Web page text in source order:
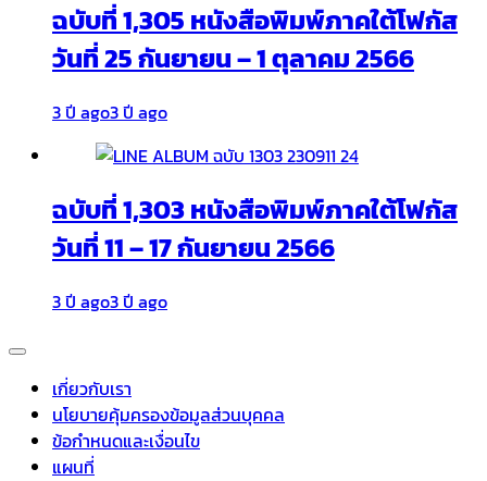
ฉบับที่ 1,305 หนังสือพิมพ์ภาคใต้โฟกัส
วันที่ 25 กันยายน – 1 ตุลาคม 2566
3 ปี ago3 ปี ago
ฉบับที่ 1,303 หนังสือพิมพ์ภาคใต้โฟกัส
วันที่ 11 – 17 กันยายน 2566
3 ปี ago3 ปี ago
เกี่ยวกับเรา
นโยบายคุ้มครองข้อมูลส่วนบุคคล
ข้อกำหนดและเงื่อนไข
แผนที่